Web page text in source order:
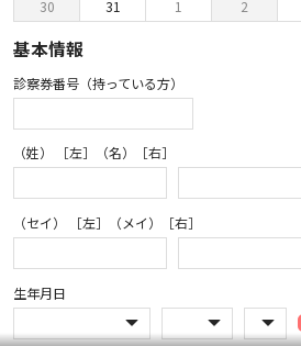
30 31 1 2
基本情報
診察券番号（持っている方）
（姓） ［左］（名）［右］
（セイ） ［左］（メイ）［右］
生年月日